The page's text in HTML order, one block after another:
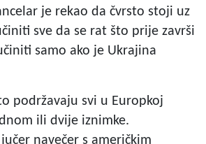
je rekao da čvrsto stoji uz
sve da se rat što prije završi
samo ako je Ukrajina
podržavaju svi u Europkoj
ili dvije iznimke.
navečer s američkim